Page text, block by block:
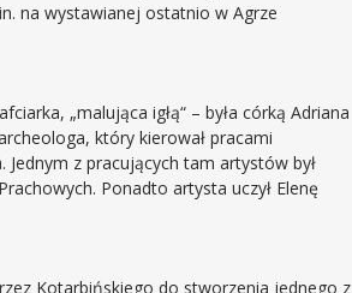
na wystawianej ostatnio w Agrze
„malująca igłą“ – była córką Adriana
który kierował pracami
z pracujących tam artystów był
Ponadto artysta uczył Elenę
Kotarbińskiego do stworzenia jednego z